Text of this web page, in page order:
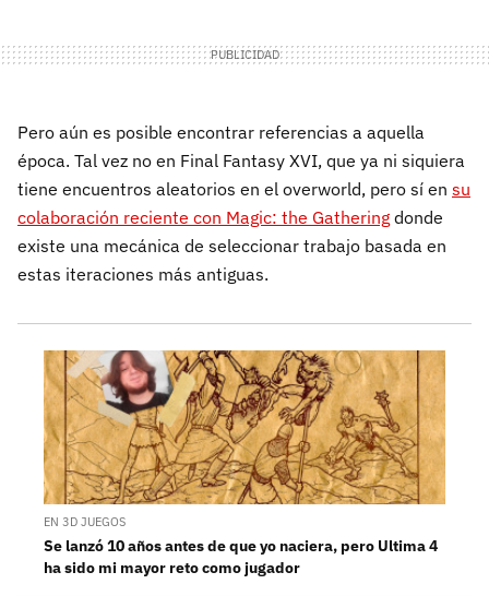
Pero aún es posible encontrar referencias a aquella
época. Tal vez no en Final Fantasy XVI, que ya ni siquiera
tiene encuentros aleatorios en el overworld, pero sí en su
colaboración reciente con Magic: the Gathering donde
existe una mecánica de seleccionar trabajo basada en
estas iteraciones más antiguas.
EN 3D JUEGOS
Se lanzó 10 años antes de que yo naciera, pero Ultima 4
ha sido mi mayor reto como jugador